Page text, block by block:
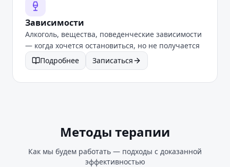
Зависимости
Алкоголь, вещества, поведенческие зависимости
— когда хочется остановиться, но не получается
Подробнее
Записаться
Методы терапии
Как мы будем работать — подходы с доказанной
эффективностью